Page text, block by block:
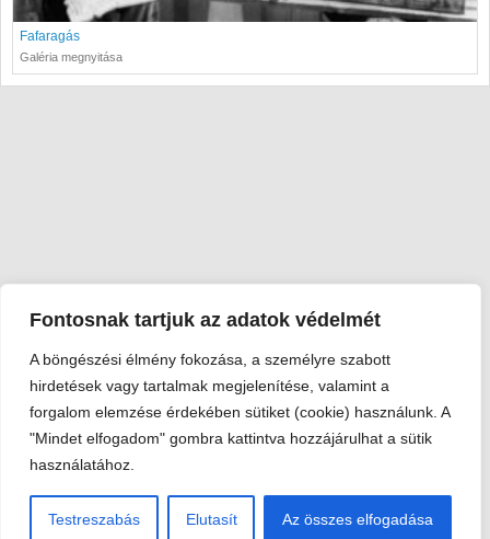
Fontosnak tartjuk az adatok védelmét
A böngészési élmény fokozása, a személyre szabott
hirdetések vagy tartalmak megjelenítése, valamint a
forgalom elemzése érdekében sütiket (cookie) használunk. A
"Mindet elfogadom" gombra kattintva hozzájárulhat a sütik
használatához.
Testreszabás Elutasít Az összes elfogadása
Fafaragás
Galéria megnyitása
Viski Károly Múzeum Kalocsa
6300 Kalocsa, Szent István király út 25. · Telefon:
351
© 2026 Viski Károly Múzeum Kalocsa